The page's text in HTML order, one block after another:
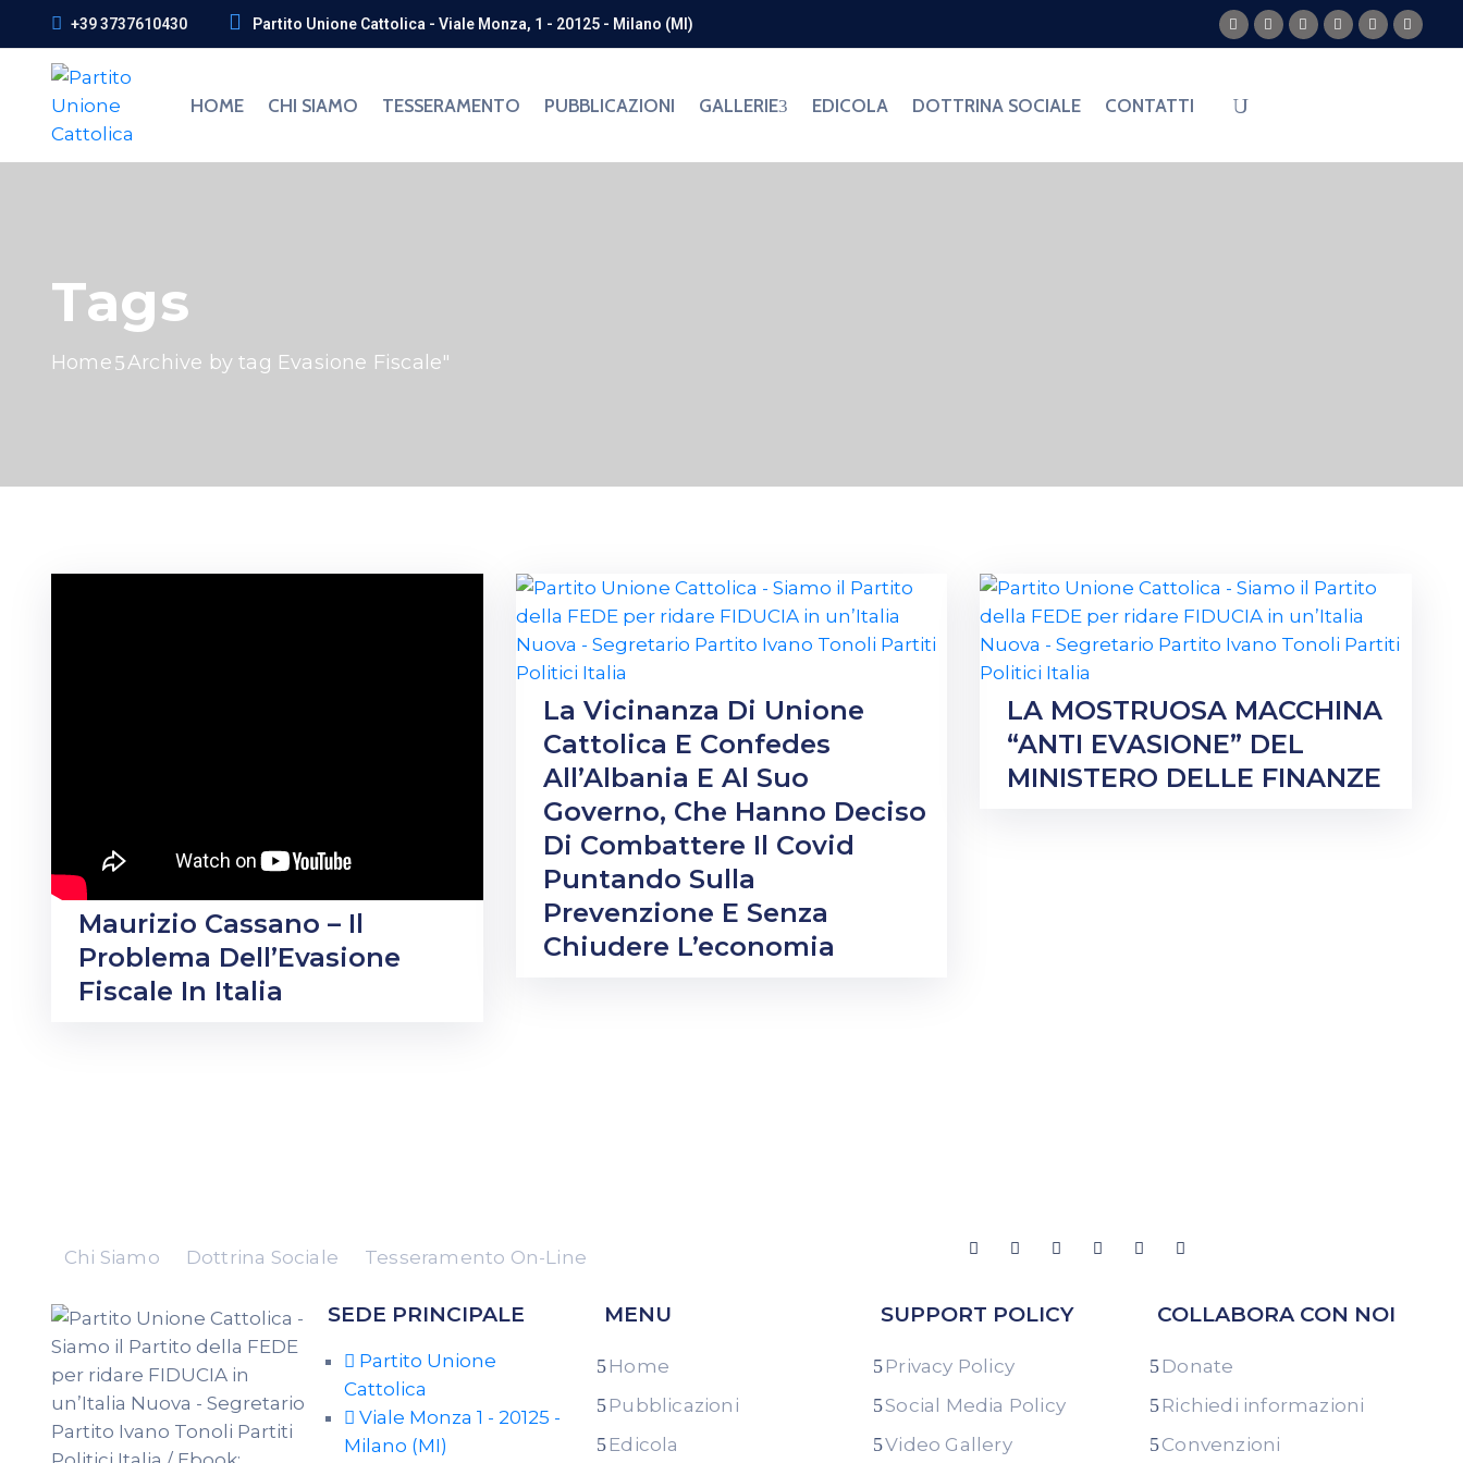
+39 3737610430 Partito Unione Cattolica - Viale Monza, 1 - 20125 - Milano (MI)
HOME CHI SIAMO TESSERAMENTO PUBBLICAZIONI GALLERIE EDICOLA DOTTRINA SOCIALE CONTATTI
Tags
Home Archive by tag Evasione Fiscale"
Maurizio Cassano – Il
Problema Dell’Evasione
Fiscale In Italia
La Vicinanza Di Unione
Cattolica E Confedes
All’Albania E Al Suo
Governo, Che Hanno Deciso
Di Combattere Il Covid
Puntando Sulla
Prevenzione E Senza
Chiudere L’economia
LA MOSTRUOSA MACCHINA
“ANTI EVASIONE” DEL
MINISTERO DELLE FINANZE
Chi Siamo Dottrina Sociale Tesseramento On-Line
SEDE PRINCIPALE
Partito Unione
Cattolica
Viale Monza 1 - 20125 -
Milano (MI)
MENU
Home
Pubblicazioni
Edicola
SUPPORT POLICY
Privacy Policy
Social Media Policy
Video Gallery
COLLABORA CON NOI
Donate
Richiedi informazioni
Convenzioni